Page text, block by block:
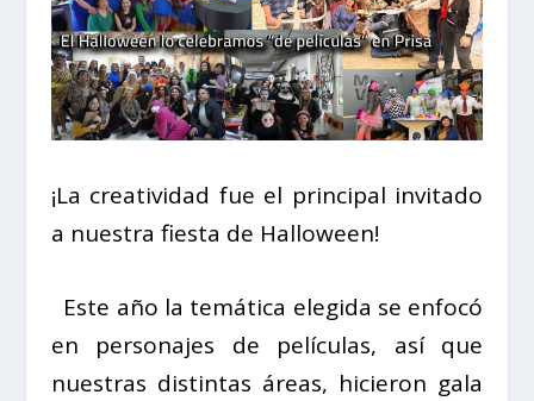
¡La creatividad fue el principal invitado
a nuestra fiesta de Halloween!
Este año la temática elegida se enfocó
en personajes de películas, así que
nuestras distintas áreas, hicieron gala